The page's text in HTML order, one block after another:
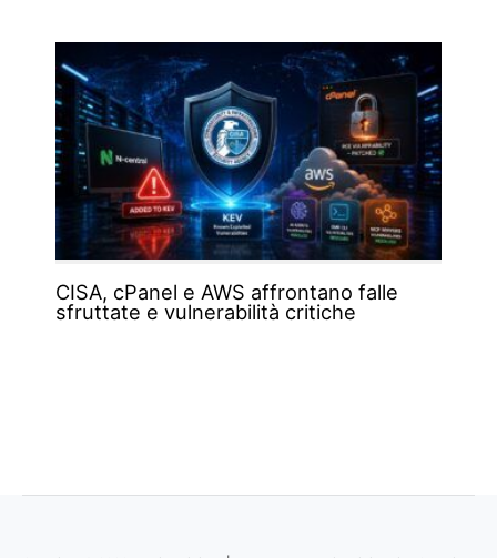
CISA, cPanel e AWS affrontano falle
sfruttate e vulnerabilità critiche